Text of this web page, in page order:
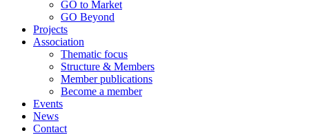
GO to Market
GO Beyond
Projects
Association
Thematic focus
Structure & Members
Member publications
Become a member
Events
News
Contact